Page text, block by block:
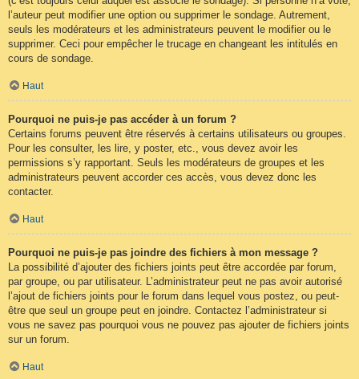
l’auteur peut modifier une option ou supprimer le sondage. Autrement,
seuls les modérateurs et les administrateurs peuvent le modifier ou le
supprimer. Ceci pour empêcher le trucage en changeant les intitulés en
cours de sondage.
Haut
Pourquoi ne puis-je pas accéder à un forum ?
Certains forums peuvent être réservés à certains utilisateurs ou groupes.
Pour les consulter, les lire, y poster, etc., vous devez avoir les
permissions s’y rapportant. Seuls les modérateurs de groupes et les
administrateurs peuvent accorder ces accès, vous devez donc les
contacter.
Haut
Pourquoi ne puis-je pas joindre des fichiers à mon message ?
La possibilité d’ajouter des fichiers joints peut être accordée par forum,
par groupe, ou par utilisateur. L’administrateur peut ne pas avoir autorisé
l’ajout de fichiers joints pour le forum dans lequel vous postez, ou peut-
être que seul un groupe peut en joindre. Contactez l’administrateur si
vous ne savez pas pourquoi vous ne pouvez pas ajouter de fichiers joints
sur un forum.
Haut